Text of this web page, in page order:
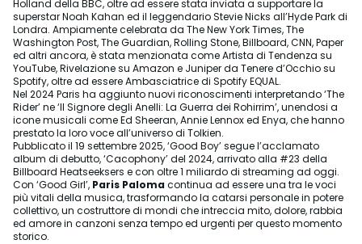
Holland della BBC, oltre ad essere stata inviata a supportare la
superstar Noah Kahan ed il leggendario Stevie Nicks all’Hyde Park di
Londra. Ampiamente celebrata da The New York Times, The
Washington Post, The Guardian, Rolling Stone, Billboard, CNN, Paper
ed altri ancora, è stata menzionata come Artista di Tendenza su
YouTube, Rivelazione su Amazon e Juniper da Tenere d’Occhio su
Spotify, oltre ad essere Ambasciatrice di Spotify EQUAL.
Nel 2024 Paris ha aggiunto nuovi riconoscimenti interpretando ‘The
Rider’ ne ‘Il Signore degli Anelli: La Guerra dei Rohirrim’, unendosi a
icone musicali come Ed Sheeran, Annie Lennox ed Enya, che hanno
prestato la loro voce all’universo di Tolkien.
Pubblicato il 19 settembre 2025, ‘Good Boy’ segue l’acclamato
album di debutto, ‘Cacophony’ del 2024, arrivato alla #23 della
Billboard Heatseeksers e con oltre 1 miliardo di streaming ad oggi.
Con ‘Good Girl’, Paris Paloma continua ad essere una tra le voci
più vitali della musica, trasformando la catarsi personale in potere
collettivo, un costruttore di mondi che intreccia mito, dolore, rabbia
ed amore in canzoni senza tempo ed urgenti per questo momento
storico.